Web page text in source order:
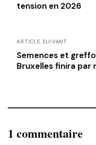
tension en 2026
ARTICLE SUIVANT
Semences et
Bruxelles finira par
1 commentaire